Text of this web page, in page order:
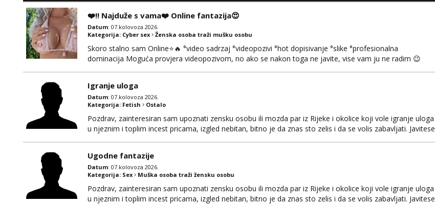
❤️‼️ Najduže s vama❤️ Online fantazija😍
Datum: 07.kolovoza 2026.
Kategorija: Cyber sex Ženska osoba traži mušku osobu
Skoro stalno sam Online⭐🔥 °video sadrzaj °videopozivi °hot dopisivanje °slike °profesionalna
dominacija Moguća provjera videopozivom, no ako se nakon toga ne javite, vise vam ju ne radim 😉
Igranje uloga
Datum: 07.kolovoza 2026.
Kategorija: Fetish Ostalo
Pozdrav, zainteresiran sam upoznati zensku osobu ili mozda par iz Rijeke i okolice koji vole igranje uloga
u njeznim i toplim incest pricama, izgled nebitan, bitno je da znas sto zelis i da se volis zabavljati. Javitese
Ugodne fantazije
Datum: 07.kolovoza 2026.
Kategorija: Sex Muška osoba traži žensku osobu
Pozdrav, zainteresiran sam upoznati zensku osobu ili mozda par iz Rijeke i okolice koji vole igranje uloga
u njeznim i toplim incest pricama, izgled nebitan, bitno je da znas sto zelis i da se volis zabavljati. Javitese